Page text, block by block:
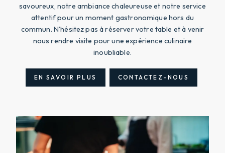
savoureux, notre ambiance chaleureuse et notre service
attentif pour un moment gastronomique hors du
commun. N'hésitez pas à réserver votre table et à venir
nous rendre visite pour une expérience culinaire
inoubliable.
EN SAVOIR PLUS CONTACTEZ-NOUS